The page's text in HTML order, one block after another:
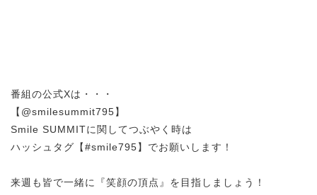
番組の公式Xは・・・
【@smilesummit795】
Smile SUMMITに関してつぶやく時は
ハッシュタグ【#smile795】でお願いします！
来週も皆で一緒に『笑顔の頂点』を目指しましょう！